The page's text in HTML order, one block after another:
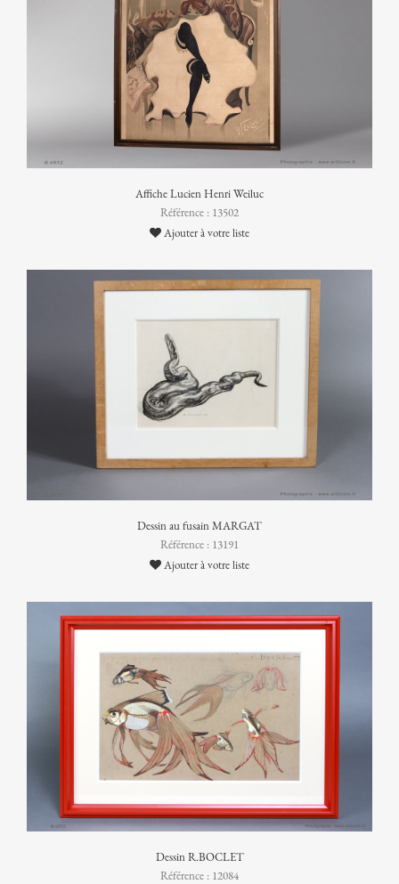
Affiche Lucien Henri Weiluc
Référence : 13502
Ajouter à votre liste
Dessin au fusain MARGAT
Référence : 13191
Ajouter à votre liste
Dessin R.BOCLET
Référence : 12084